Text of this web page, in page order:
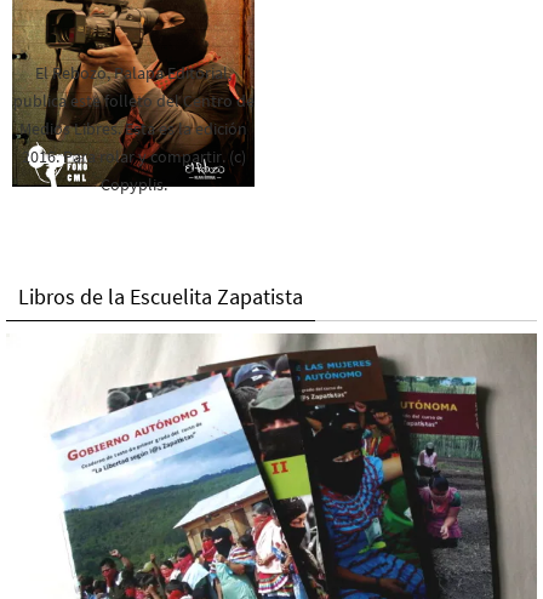
El Rebozo, Palapa Editorial,
publica este folleto del Centro de
Medios Libres. Esta es la edición
2016. Para rolar y compartir. (c)
Copyplis.
Libros de la Escuelita Zapatista